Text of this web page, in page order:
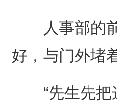
人事部的前
好，与门外堵
“先生先把